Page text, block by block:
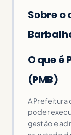
Sobre o
O que é
(PMB)
A Prefeitura
poder
gestão e